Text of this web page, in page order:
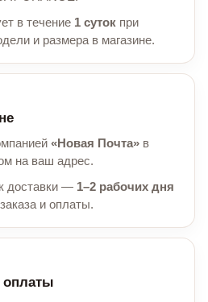
в течение 1 суток при
и размера в магазине.
«Новая Почта» в
на ваш адрес.
доставки — 1–2 рабочих дня
и оплаты.